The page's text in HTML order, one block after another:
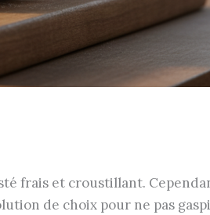
frais et croustillant.
de choix pour ne pas